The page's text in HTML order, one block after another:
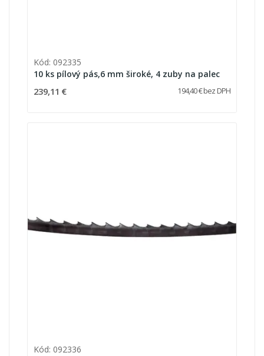
Kód: 092335
10 ks pílový pás,6 mm široké, 4 zuby na palec
239,11 € 194,40 € bez DPH
Kód: 092336